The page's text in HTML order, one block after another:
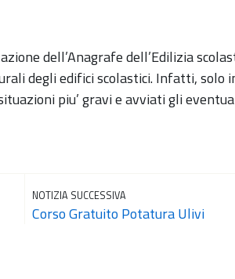
dell’Anagrafe dell’Edilizia
degli edifici scolastici. Infatti, solo
piu’ gravi e avviati gli
NOTIZIA SUCCESSIVA
Corso Gratuito Potatura Ulivi